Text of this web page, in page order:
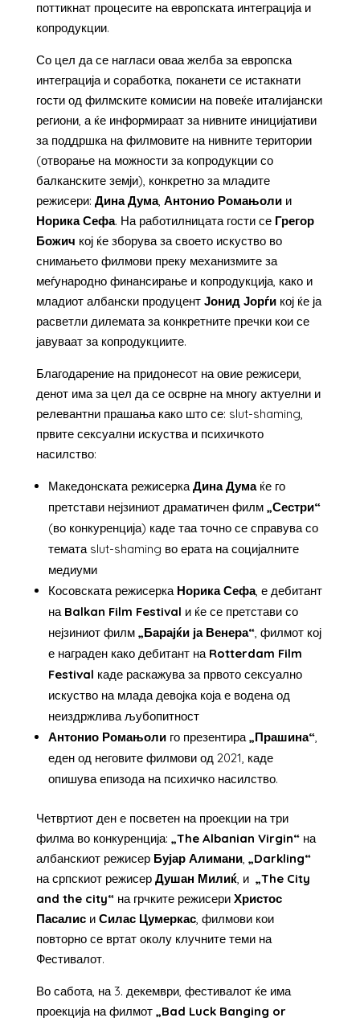
поттикнат процесите на европската интеграција и
копродукции.
Со цел да се нагласи оваа желба за европска
интеграција и соработка, поканети се истакнати
гости од филмските комисии на повеќе италијански
региони, а ќе информираат за нивните иницијативи
за поддршка на филмовите на нивните територии
(отворање на можности за копродукции со
балканските земји), конкретно за младите
режисери: Дина Дума, Антонио Ромањолии
Норика Сефа. На работилницата гости се Грегор
Божич кој ќе зборува за своето искуство во
снимањето филмови преку механизмите за
меѓународно финансирање и копродукција, како и
младиот албански продуцент Јонид Јорѓикој ќе ја
расветли дилемата за конкретните пречки кои се
јавуваат за копродукциите.
Благодарение на придонесот на овие режисери,
денот има за цел да се осврне на многу актуелни и
релевантни прашања како што се: slut-shaming,
првите сексуални искуства и психичкото
насилство:
Македонската режисерка Дина Думаќе го
претстави нејзиниот драматичен филм „Сестри“
(во конкуренција) каде таа точно се справува со
темата slut-shaming во ерата на социјалните
медиуми
Косовската режисерка Норика Сефа, е дебитант
на Balkan Film Festival и ќе се претстави со
нејзиниот филм „Барајќи ја Венера“, филмот кој
е награден како дебитант на Rotterdam Film
Festival каде раскажува за првото сексуално
искуство на млада девојка која е водена од
неиздржлива љубопитност
Антонио Ромањолиго презентира „Прашина“,
еден од неговите филмови од 2021, каде
опишува епизода на психичко насилство.
Четвртиот ден е посветен на проекции на три
филма во конкуренција: „The Albanian Virgin“на
албанскиот режисер Бујар Алимани, „Darkling“
на српскиот режисер Душан Милиќ, и „The City
and the city“на грчките режисери Христос
Пасалиси Силас Цумеркас, филмови кои
повторно се вртат околу клучните теми на
Фестивалот.
Во сабота, на 3. декември, фестивалот ќе има
проекција на филмот „Bad Luck Banging or